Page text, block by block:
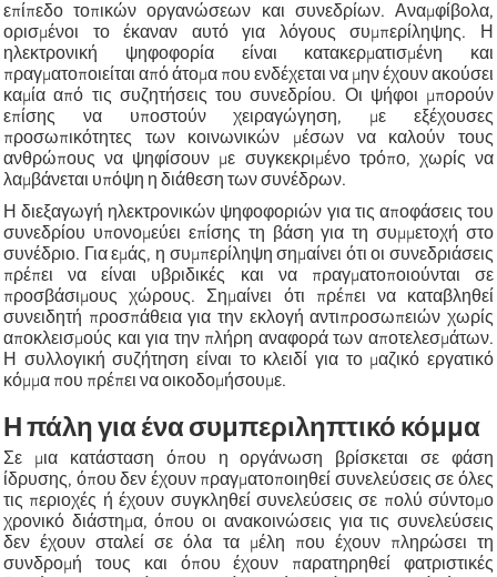
επίπεδο τοπικών οργανώσεων και συνεδρίων. Αναμφίβολα,
ορισμένοι το έκαναν αυτό για λόγους συμπερίληψης. Η
ηλεκτρονική ψηφοφορία είναι κατακερματισμένη και
πραγματοποιείται από άτομα που ενδέχεται να μην έχουν ακούσει
καμία από τις συζητήσεις του συνεδρίου. Οι ψήφοι μπορούν
επίσης να υποστούν χειραγώγηση, με εξέχουσες
προσωπικότητες των κοινωνικών μέσων να καλούν τους
ανθρώπους να ψηφίσουν με συγκεκριμένο τρόπο, χωρίς να
λαμβάνεται υπόψη η διάθεση των συνέδρων.
Η διεξαγωγή ηλεκτρονικών ψηφοφοριών για τις αποφάσεις του
συνεδρίου υπονομεύει επίσης τη βάση για τη συμμετοχή στο
συνέδριο. Για εμάς, η συμπερίληψη σημαίνει ότι οι συνεδριάσεις
πρέπει να είναι υβριδικές και να πραγματοποιούνται σε
προσβάσιμους χώρους. Σημαίνει ότι πρέπει να καταβληθεί
συνειδητή προσπάθεια για την εκλογή αντιπροσωπειών χωρίς
αποκλεισμούς και για την πλήρη αναφορά των αποτελεσμάτων.
Η συλλογική συζήτηση είναι το κλειδί για το μαζικό εργατικό
κόμμα που πρέπει να οικοδομήσουμε.
Η πάλη για ένα συμπεριληπτικό κόμμα
Σε μια κατάσταση όπου η οργάνωση βρίσκεται σε φάση
ίδρυσης, όπου δεν έχουν πραγματοποιηθεί συνελεύσεις σε όλες
τις περιοχές ή έχουν συγκληθεί συνελεύσεις σε πολύ σύντομο
χρονικό διάστημα, όπου οι ανακοινώσεις για τις συνελεύσεις
δεν έχουν σταλεί σε όλα τα μέλη που έχουν πληρώσει τη
συνδρομή τους και όπου έχουν παρατηρηθεί φατριστικές